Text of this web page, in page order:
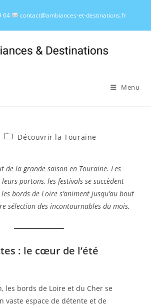
64 contact@ambiances-et-destinations.fr
Menu
PostDécouvrir la Touraine
de la grande saison en Touraine. Les
portons, les festivals se succèdent
bords de Loire s’animent jusqu’au bout
sélection des incontournables du mois.
: le cœur de l’été
les bords de Loire et du Cher se
vaste espace de détente et de